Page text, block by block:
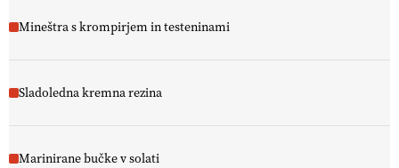
Mineštra s krompirjem in testeninami
Sladoledna kremna rezina
Marinirane bučke v solati